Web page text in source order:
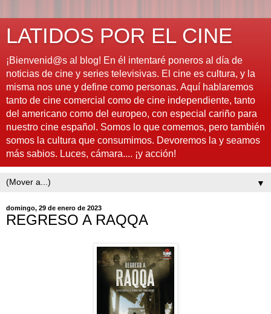
LATIDOS POR EL CINE
¡Bienvenid@s al blog! En él intentaré poneros al día de
noticias de cine y series televisivas. El cine es cultura, y la
misma nos une y define como personas. Aquí hablaremos
tanto de cine comercial como de cine independiente, tanto
del americano como del europeo, con especial cariño para
nuestro cine español. Somos lo que comemos, pero también
somos la cultura que consumimos. Devoremos la y seamos
más sabios. Luces, cámara.... ¡y acción!
▼
domingo, 29 de enero de 2023
REGRESO A RAQQA